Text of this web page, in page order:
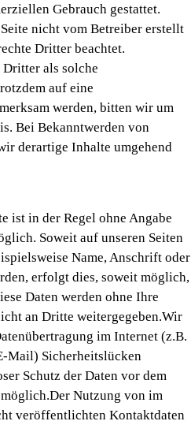
Gebrauch gestattet.
nicht vom Betreiber erstellt
Dritter beachtet.
als solche
auf eine
werden, bitten wir um
Bei Bekanntwerden von
derartige Inhalte umgehend
ist in der Regel ohne Angabe
Soweit auf unseren Seiten
Name, Anschrift oder
erfolgt dies, soweit möglich,
Daten werden ohne Ihre
an Dritte weitergegeben.Wir
im Internet (z.B.
Mail) Sicherheitslücken
Schutz der Daten vor dem
Nutzung von im
veröffentlichten Kontaktdaten